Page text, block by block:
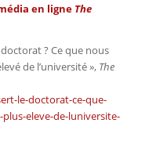
en ligne The
doctorat ? Ce que nous
de l’université », The
le-doctorat-ce-que-
eleve-de-luniversite-